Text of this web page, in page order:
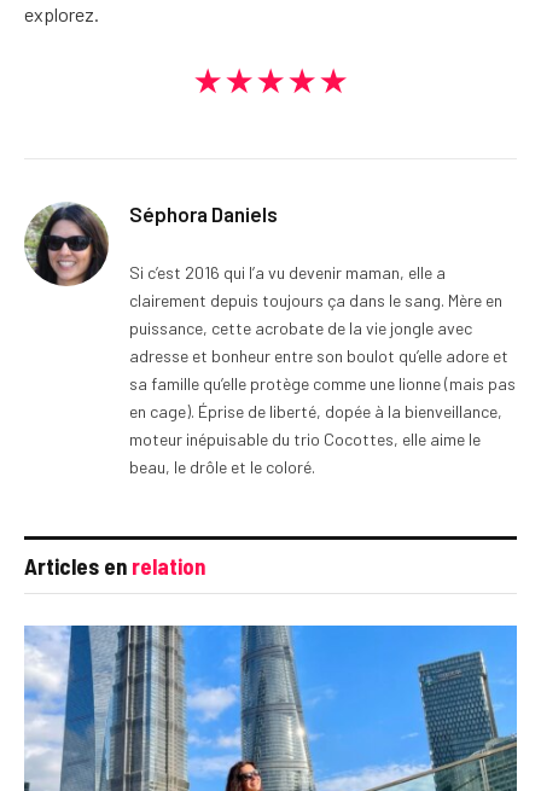
explorez.
★★★★★
Séphora Daniels
Si c’est 2016 qui l’a vu devenir maman, elle a
clairement depuis toujours ça dans le sang. Mère en
puissance, cette acrobate de la vie jongle avec
adresse et bonheur entre son boulot qu’elle adore et
sa famille qu’elle protège comme une lionne (mais pas
en cage). Éprise de liberté, dopée à la bienveillance,
moteur inépuisable du trio Cocottes, elle aime le
beau, le drôle et le coloré.
Articles en relation